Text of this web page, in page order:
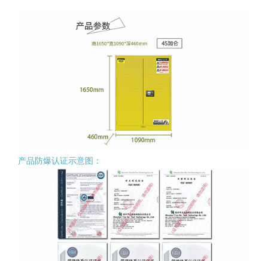
产品防爆认证示意图：